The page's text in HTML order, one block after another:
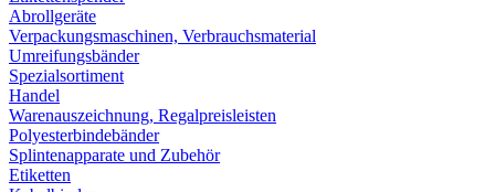
Abrollgeräte
Verpackungsmaschinen, Verbrauchsmaterial
Umreifungsbänder
Spezialsortiment
Handel
Warenauszeichnung, Regalpreisleisten
Polyesterbindebänder
Splintenapparate und Zubehör
Etiketten